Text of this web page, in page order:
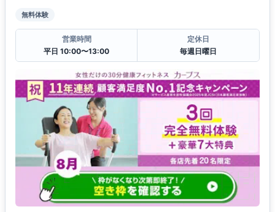
無料体験
営業時間
平日 10:00〜13:00
定休日
毎週日曜日